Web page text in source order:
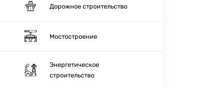
Дорожное строительство
Мостостроение
Энергетическое
строительство